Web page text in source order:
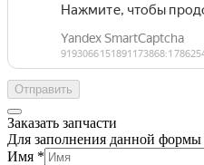
Отправить
Заказать запчасти
Для заполнения данной формы
Имя *